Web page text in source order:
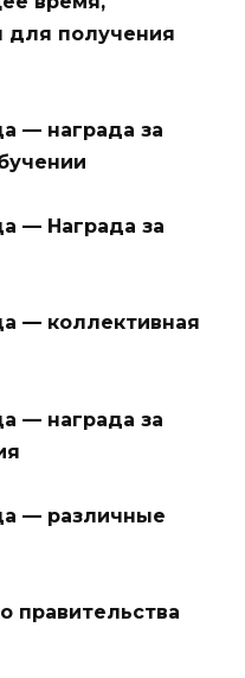
для получения
— награда за
— Награда за
— коллективная
— награда за
— различные
правительства